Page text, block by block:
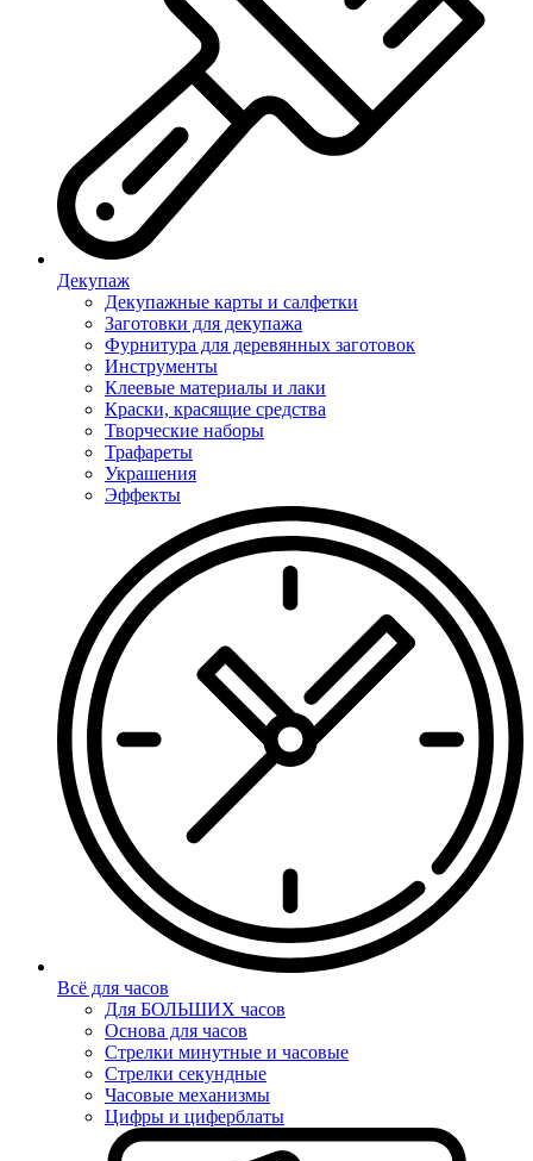
Декупаж
Декупажные карты и салфетки
Заготовки для декупажа
Фурнитура для деревянных заготовок
Инструменты
Клеевые материалы и лаки
Краски, красящие средства
Творческие наборы
Трафареты
Украшения
Эффекты
Всё для часов
Для БОЛЬШИХ часов
Основа для часов
Стрелки минутные и часовые
Стрелки секундные
Часовые механизмы
Цифры и циферблаты